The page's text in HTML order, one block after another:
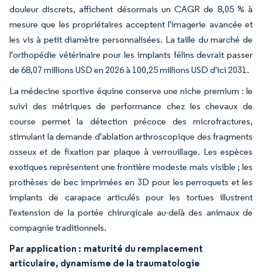
douleur discrets, affichent désormais un CAGR de 8,05 % à
mesure que les propriétaires acceptent l'imagerie avancée et
les vis à petit diamètre personnalisées. La taille du marché de
l'orthopédie vétérinaire pour les implants félins devrait passer
de 68,07 millions USD en 2026 à 100,25 millions USD d'ici 2031.
La médecine sportive équine conserve une niche premium : le
suivi des métriques de performance chez les chevaux de
course permet la détection précoce des microfractures,
stimulant la demande d'ablation arthroscopique des fragments
osseux et de fixation par plaque à verrouillage. Les espèces
exotiques représentent une frontière modeste mais visible ; les
prothèses de bec imprimées en 3D pour les perroquets et les
implants de carapace articulés pour les tortues illustrent
l'extension de la portée chirurgicale au-delà des animaux de
compagnie traditionnels.
Par application : maturité du remplacement
articulaire, dynamisme de la traumatologie